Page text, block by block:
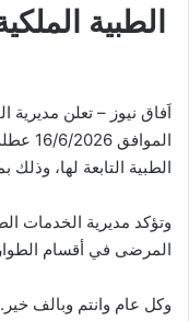
الطبية
اَفاق نيوز – تعلن مديرية
الطبية التابعة لها،
وتؤكد مديرية الخدمات
المرضى في أقسام الطوارئ
وكل عام وانتم وبالف خير.